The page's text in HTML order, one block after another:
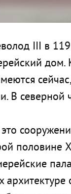
III в
В северной
половине